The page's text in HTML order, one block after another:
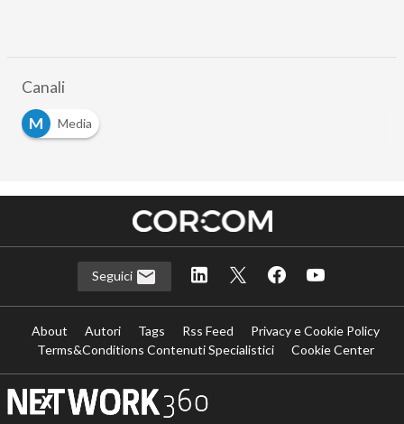
Canali
M
Media
Seguici
About Autori Tags Rss Feed
Privacy e Cookie Policy
Terms&Conditions Contenuti Specialistici
Cookie Center